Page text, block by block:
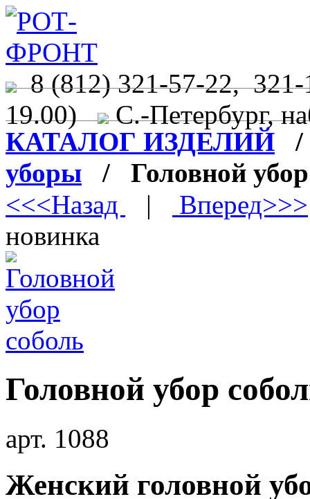
8 (812) 321-57-22,
19.00) С.-Петербург,
КАТАЛОГ ИЗДЕЛИЙ
уборы / Головной убор
<<<Назад
|
Вперед>>>
новинка
Головной убор
арт. 1088
Женский головной